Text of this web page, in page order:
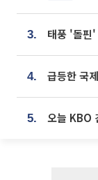
3.
4. 급등한 국
5. 오늘 KBO